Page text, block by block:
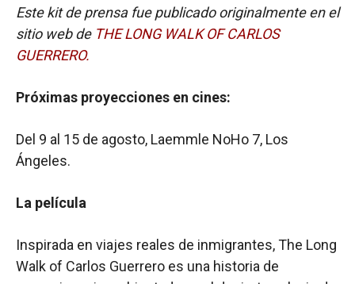
Este kit de prensa fue publicado originalmente en el
sitio web de THE LONG WALK OF CARLOS
GUERRERO.
Próximas proyecciones en cines:
Del 9 al 15 de agosto, Laemmle NoHo 7, Los
Ángeles.
La película
Inspirada en viajes reales de inmigrantes, The Long
Walk of Carlos Guerrero es una historia de